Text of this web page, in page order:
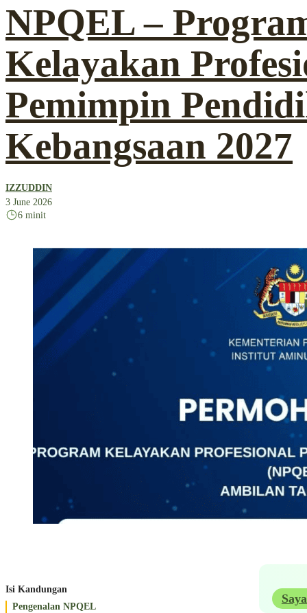
NPQEL –
Kelayakan
Pemimpin
Kebangsaan 2027
IZZUDDIN
3 June 2026
6 minit
Isi Kandungan
Pengenalan NPQEL